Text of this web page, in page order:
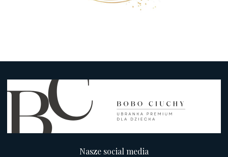
Nasze social media